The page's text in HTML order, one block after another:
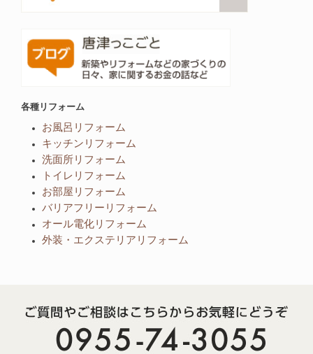
各種リフォーム
お風呂リフォーム
キッチンリフォーム
洗面所リフォーム
トイレリフォーム
お部屋リフォーム
バリアフリーリフォーム
オール電化リフォーム
外装・エクステリアリフォーム